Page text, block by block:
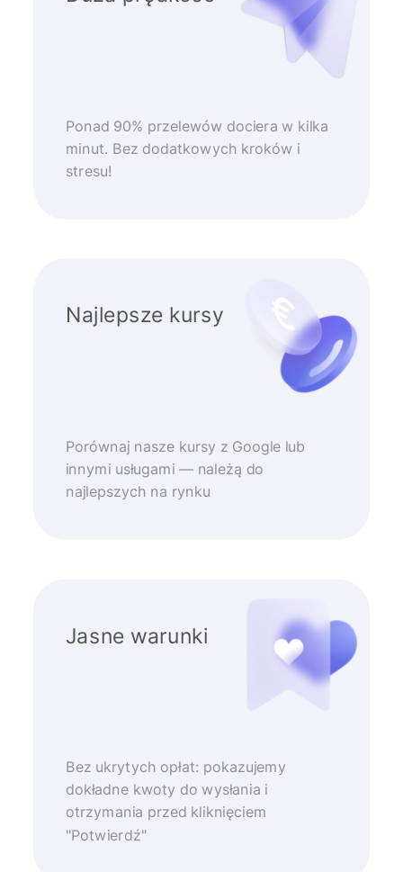
Ponad 90% przelewów dociera w kilka
minut. Bez dodatkowych kroków i
stresu!
Najlepsze kursy
Porównaj nasze kursy z Google lub
innymi usługami — należą do
najlepszych na rynku
Jasne warunki
Bez ukrytych opłat: pokazujemy
dokładne kwoty do wysłania i
otrzymania przed kliknięciem
"Potwierdź"